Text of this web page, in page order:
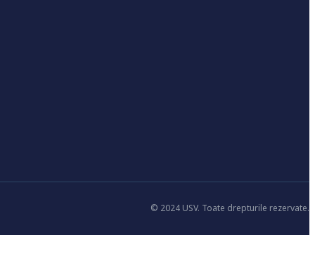
© 2024 USV. Toate drepturile rezervate.